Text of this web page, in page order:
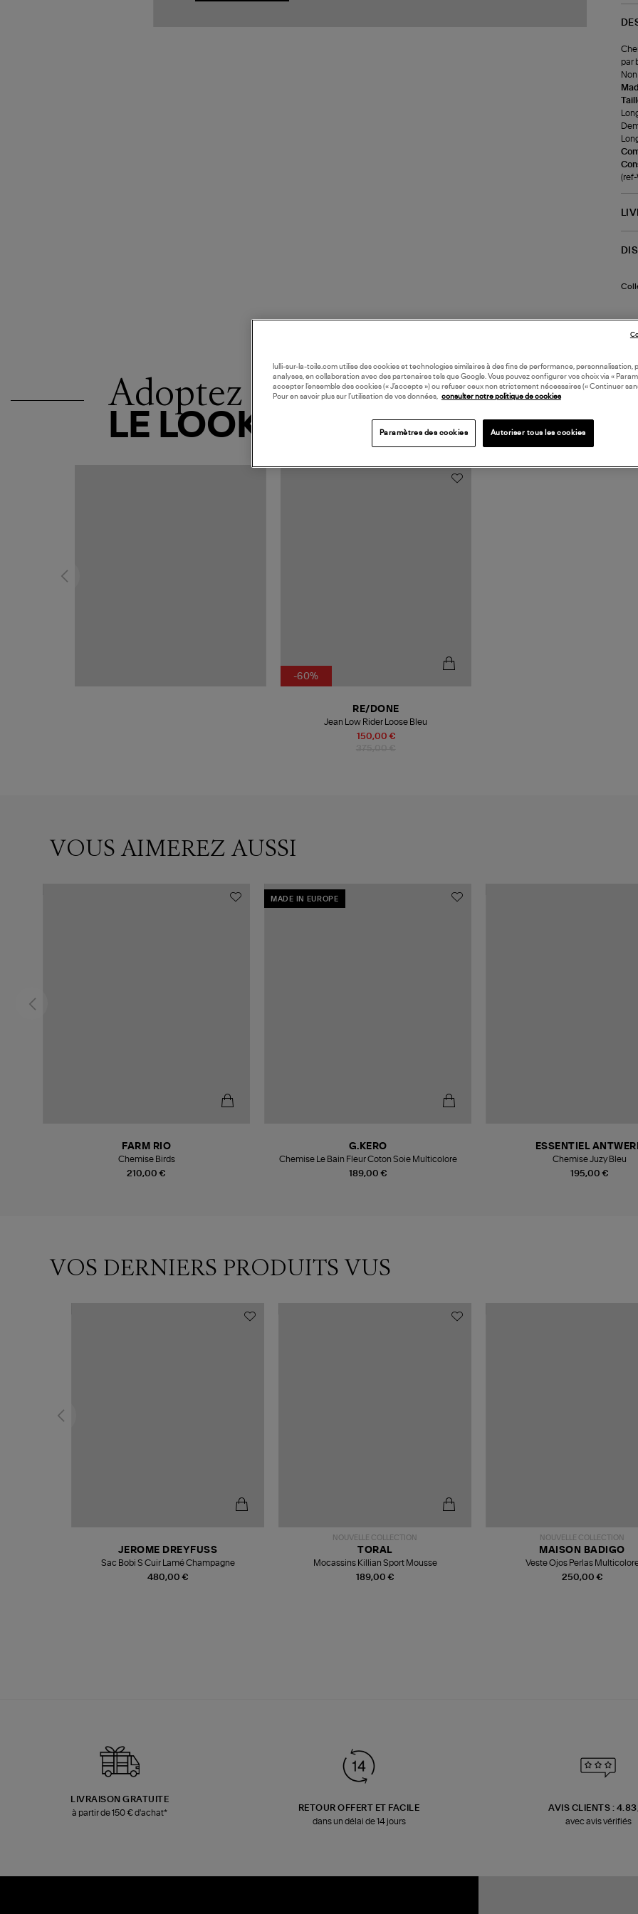
par
(ref-
Adoptez
LE LOOK
-60%
150,00 €
RE/DONE
Jean Low Rider Loose Bleu
VOUS AIMEREZ AUSSI
210,00 €
FARM RIO
Chemise Birds
MADE IN EUROPE
189,00 €
G.KERO
Chemise Le Bain Fleur Coton Soie Multicolore
195,00 €
ESSENTIEL
Chemise Juzy Bleu
VOS DERNIERS PRODUITS VUS
480,00 €
JEROME DREYFUSS
Sac Bobi S Cuir Lamé Champagne
NOUVELLE COLLECTION
189,00 €
TORAL
Mocassins Killian Sport Mousse
NOUVELLE COLLECTION
250,00 €
MAISON BADIGO
Veste Ojos Perlas
LIVRAISON GRATUITE
à partir de 150 € d'achat*
RETOUR OFFERT ET FACILE
dans un délai de 14 jours
AVIS CLIENTS :
avec avis vérifiés
lulli-sur-la-toile.com utilise des cookies et technologies similaires à des fins de performance, personnalisation,
analyses, en collaboration avec des partenaires tels que Google. Vous pouvez configurer vos choix via «
accepter l’ensemble des cookies (« J’accepte ») ou refuser ceux non strictement nécessaires (« Continuer
Pour en savoir plus sur l’utilisation de vos données, consulter notre politique de cookies
Paramètres des cookies Autoriser tous les cookies